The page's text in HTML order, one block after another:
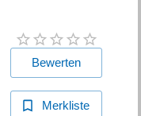
Bewerten
Merkliste